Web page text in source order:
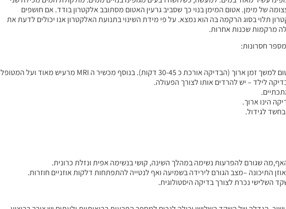
של מימן. אטום המימן בנוי כך שסביב גרעין האטום מסתובב אלקטרון בודד. אם חושפים
תלוי בסוג הרקמה בה הוא נמצא. על פי מידת השינוי בתנועת האלקטרון אנו יכולים לדעת את
מרקמות שכנות אחרות.
הבדיקה לא נוחה בכלל – הבדיקה מחייבת שכיבה ללא תזוזה בתא צר ואטום למשך זמן ארוך (הבדיקה אורכת כ 30-45 דקות). בנוסף מכשיר ה MRI מרעיש מאוד ועל המטופל
לילד – יש להרדים אותו לצורך הפעולה.
שגורם להפרעות נשימה במהלך השינה, קושי בנשימה אפית ונזלת כרונית.
התיכונה –מצב הגורם לירידה בשמיעה ואף לנטייה להתפתחות דלקות אוזניים חוזרות.
השלישי נכרת לצורך בדיקה היסטולוגית.